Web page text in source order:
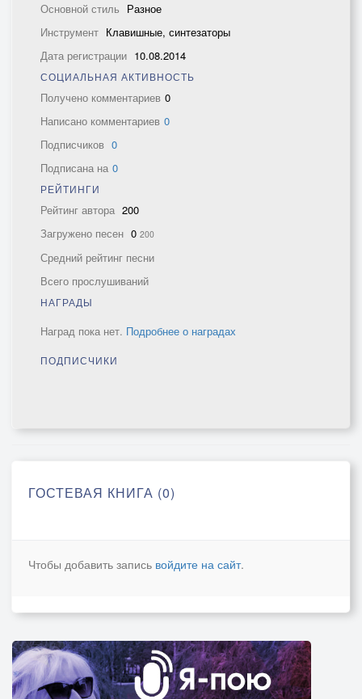
Основной стиль Разное
Инструмент Клавишные, синтезаторы
Дата регистрации 10.08.2014
СОЦИАЛЬНАЯ АКТИВНОСТЬ
Получено комментариев 0
Написано комментариев 0
Подписчиков 0
Подписана на 0
РЕЙТИНГИ
Рейтинг автора 200
Загружено песен 0 200
Средний рейтинг песни
Всего прослушиваний
НАГРАДЫ
Наград пока нет. Подробнее о наградах
ПОДПИСЧИКИ
ГОСТЕВАЯ КНИГА (0)
Чтобы добавить запись войдите на сайт.